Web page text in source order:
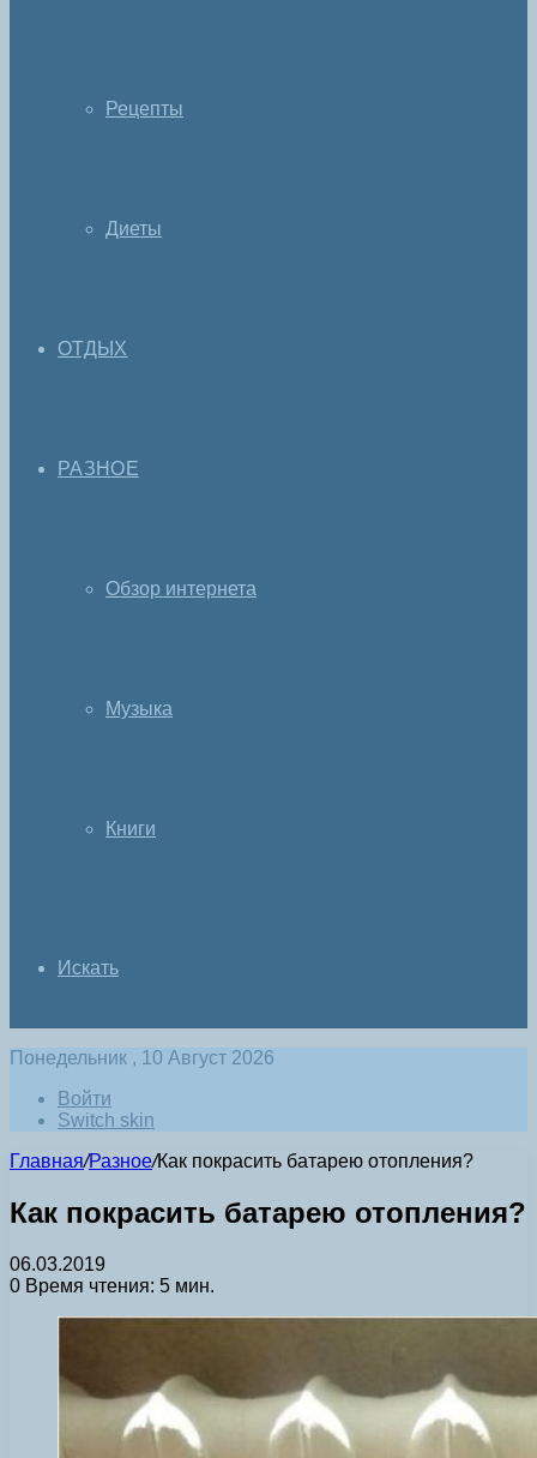
Рецепты
Диеты
ОТДЫХ
РАЗНОЕ
Обзор интернета
Музыка
Книги
Искать
Понедельник , 10 Август 2026
Войти
Switch skin
Главная/Разное/Как покрасить батарею отопления?
Как покрасить батарею отопления?
06.03.2019
0 Время чтения: 5 мин.